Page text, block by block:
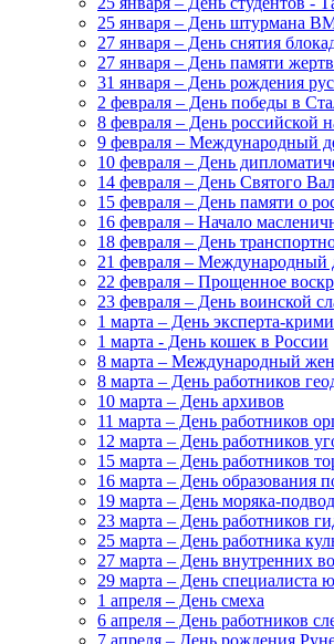
25 января – День штурмана
27 января – День снятия
27 января – День памяти
31 января – День рождения
2 февраля – День победы в
8 февраля – День российской
9 февраля – Международный
10 февраля – День
14 февраля – День Святого
15 февраля – День памяти о
16 февраля – Начало
18 февраля – День
21 февраля – Международный
22 февраля – Прощенное
23 февраля – День воинской
1 марта – День эксперта-
1 марта - День кошек в России
8 марта – Международный
8 марта – День работников
10 марта – День архивов
11 марта – День работников
12 марта – День работников
15 марта – День работников
16 марта – День образования
19 марта – День моряка-
23 марта – День работников
25 марта – День работника
27 марта – День внутренних
29 марта – День
1 апреля – День смеха
6 апреля – День работников
7 апреля – День рождения